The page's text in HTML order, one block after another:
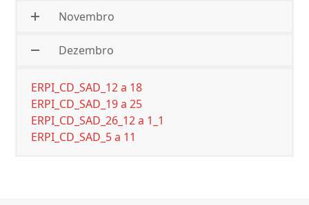
Novembro
Dezembro
ERPI_CD_SAD_12 a 18
ERPI_CD_SAD_19 a 25
ERPI_CD_SAD_26_12 a 1_1
ERPI_CD_SAD_5 a 11